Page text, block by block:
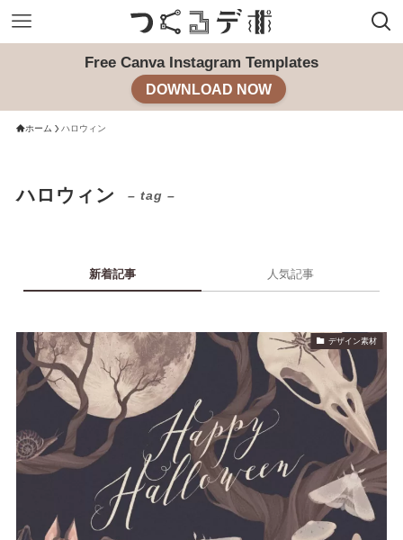
Free Canva Instagram Templates
DOWNLOAD NOW
ホーム ハロウィン
ハロウィン – tag –
新着記事 人気記事
デザイン素材